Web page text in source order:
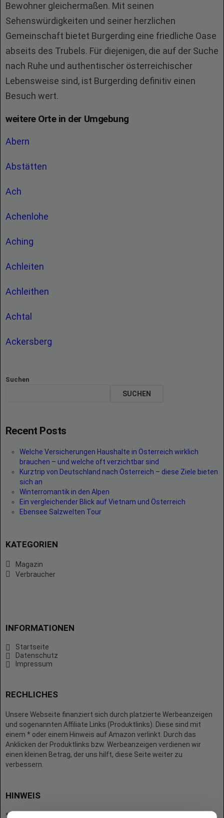
Bewohner gleichermaßen. Mit seinen
Sehenswürdigkeiten und seiner herzlichen
Gemeinschaft bietet Burgerding eine friedliche Oase
abseits des Trubels. Für diejenigen, die auf der Suche
nach Ruhe und authentischer österreichischer
Lebensweise sind, ist Burgerding definitiv einen
Besuch wert.
weitere Orte in der Umgebung
Abern
Abstätten
Ach
Achenlohe
Aching
Achleiten
Achleithen
Achtal
Ackersberg
Suchen
SUCHEN
Recent Posts
Welche Versicherungen Haushalte in Österreich wirklich
brauchen – und welche oft verzichtbar sind
Kurztrip von Deutschland nach Österreich – diese Ziele bieten
sich an
Winterromantik in den Alpen
Ein vergleichender Blick auf Vietnam und Österreich
Ebensee Salzwelten Tour
KATEGORIEN
Magazin
Verbraucher
INFORMATIONEN
Startseite
Datenschutz
Impressum
RECHLICHES
Unsere Webseite finanziert sich durch platzierte Werbeanzeigen
und sogenannten Affiliate Links (Produktlinks). Diese sind mit
einem * oder einem Hinweis auf Amazon verlinkt. Durch das
Anklicken der Produktlinks bzw. Werbeanzeigen verdienen wir
einen kleinen Betrag, der uns hilft, diese Seite weiter zu
verbessern.
HINWEIS
* = Afilliate-Link (=Werbung)